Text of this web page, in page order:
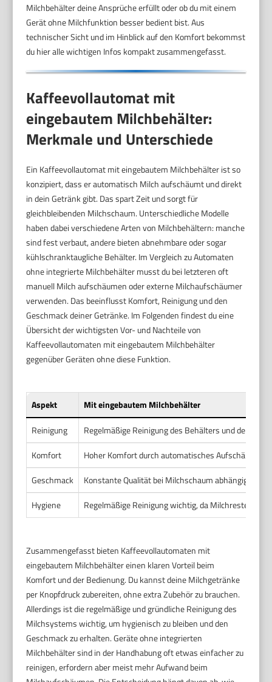
Milchbehälter deine Ansprüche erfüllt oder ob du mit einem
Gerät ohne Milchfunktion besser bedient bist. Aus
technischer Sicht und im Hinblick auf den Komfort bekommst
du hier alle wichtigen Infos kompakt zusammengefasst.
Kaffeevollautomat mit
eingebautem Milchbehälter:
Merkmale und Unterschiede
Ein Kaffeevollautomat mit eingebautem Milchbehälter ist so
konzipiert, dass er automatisch Milch aufschäumt und direkt
in dein Getränk gibt. Das spart Zeit und sorgt für
gleichbleibenden Milchschaum. Unterschiedliche Modelle
haben dabei verschiedene Arten von Milchbehältern: manche
sind fest verbaut, andere bieten abnehmbare oder sogar
kühlschranktaugliche Behälter. Im Vergleich zu Automaten
ohne integrierte Milchbehälter musst du bei letzteren oft
manuell Milch aufschäumen oder externe Milchaufschäumer
verwenden. Das beeinflusst Komfort, Reinigung und den
Geschmack deiner Getränke. Im Folgenden findest du eine
Übersicht der wichtigsten Vor- und Nachteile von
Kaffeevollautomaten mit eingebautem Milchbehälter
gegenüber Geräten ohne diese Funktion.
Aspekt
Mit eingebautem Milchbehälter
Reinigung
Regelmäßige Reinigung des Behälters und der
Komfort
Hoher Komfort durch automatisches Aufschäumen
Geschmack
Konstante Qualität bei Milchschaum abhängig von
Hygiene
Regelmäßige Reinigung wichtig, da Milchreste
Zusammengefasst bieten Kaffeevollautomaten mit
eingebautem Milchbehälter einen klaren Vorteil beim
Komfort und der Bedienung. Du kannst deine Milchgetränke
per Knopfdruck zubereiten, ohne extra Zubehör zu brauchen.
Allerdings ist die regelmäßige und gründliche Reinigung des
Milchsystems wichtig, um hygienisch zu bleiben und den
Geschmack zu erhalten. Geräte ohne integrierten
Milchbehälter sind in der Handhabung oft etwas einfacher zu
reinigen, erfordern aber meist mehr Aufwand beim